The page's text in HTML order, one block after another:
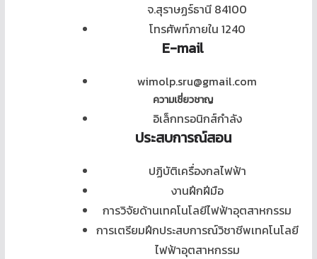
จ.สุราษฏร์ธานี 84100
โทรศัพท์ภายใน 1240
E-mail
wimolp.sru@gmail.com
ความเชี่ยวชาญ
อิเล็กทรอนิกส์กำลัง
ประสบการณ์สอน
ปฏิบัติเครื่องกลไฟฟ้า
งานฝึกฝีมือ
การวิจัยด้านเทคโนโลยีไฟฟ้าอุตสาหกรรม
การเตรียมฝึกประสบการณ์วิชาชีพเทคโนโลยี
ไฟฟ้าอุตสาหกรรม